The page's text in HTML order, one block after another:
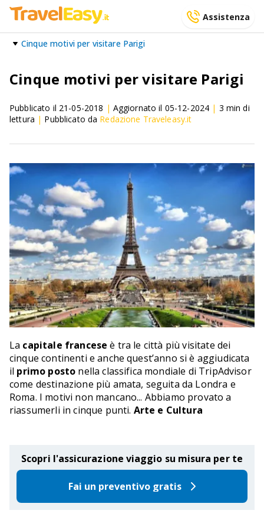
Assistenza
Cinque motivi per visitare Parigi
Cinque motivi per visitare Parigi
Pubblicato il 21-05-2018 | Aggiornato il 05-12-2024 | 3 min di
lettura | Pubblicato da Redazione Traveleasy.it
La capitale francese è tra le città più visitate dei
cinque continenti e anche quest’anno si è aggiudicata
il primo posto nella classifica mondiale di TripAdvisor
come destinazione più amata, seguita da Londra e
Roma. I motivi non mancano... Abbiamo provato a
riassumerli in cinque punti. Arte e Cultura
Scopri l'assicurazione viaggio su misura per te
Fai un preventivo gratis